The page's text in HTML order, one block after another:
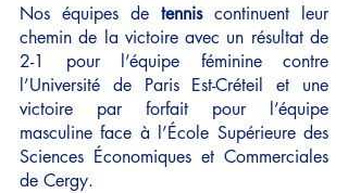
Nos équipes de tennis continuent leur
chemin de la victoire avec un résultat de
2-1 pour l’équipe féminine contre
l’Université de Paris Est-Créteil et une
victoire par forfait pour l’équipe
masculine face à l’École Supérieure des
Sciences Économiques et Commerciales
de Cergy.